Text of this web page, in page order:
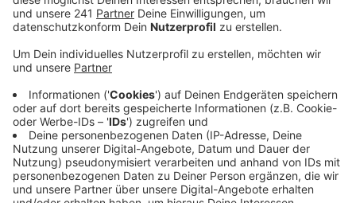
für einige umliegende Krankenhäuser. Der
Elternverein Mother Hood übt scharfe Kritik.
Veröffentlicht:Dienstag, 10.12.2019 05:59
Anzeige
„Zwei Frauen in den Wehen mussten wir nach Opladen
weiterleiten“, so eine Sprecherin des Klinikums.
Ansonsten hätte die Vorab-Information über den